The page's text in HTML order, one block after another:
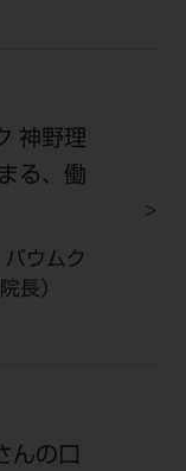
神野理
る、働
ウムク
院長）
んの口